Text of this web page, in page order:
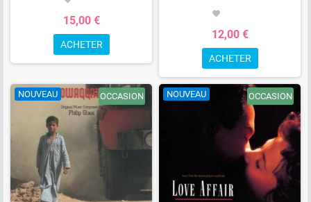
15,00 €
ACHETER
favorite
12,00 €
ACHETER
NOUVEAU OCCASION NOUVEAU OCCASION